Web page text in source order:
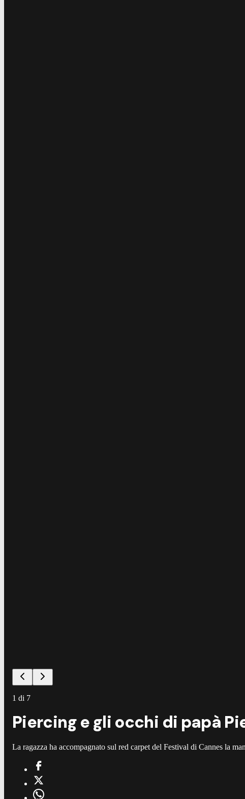
1 di 7
Piercing e gli occhi di papà
La ragazza ha accompagnato sul red carpet del Festival di Cannes la